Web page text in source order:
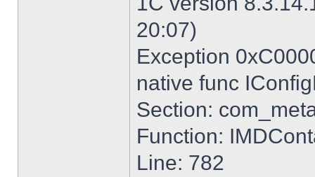
20:07)
Exception
native func
Section:
Function:
Line: 782